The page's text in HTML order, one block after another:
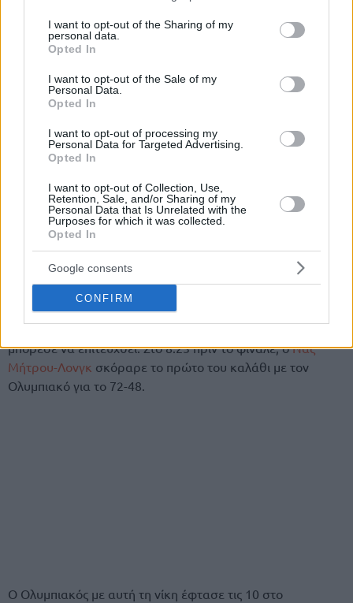
not limited to your visit or usage behaviour. You may click to
grant or deny consent to Google and its third-party tags to
use your data for below specified purposes in below Google
consent section.
I want to opt-out of the Sharing of my
personal data.
Opted In
I want to opt-out of the Sale of my
Personal Data.
Opted In
I want to opt-out of processing my
Personal Data for Targeted Advertising.
Opted In
I want to opt-out of Collection, Use,
Retention, Sale, and/or Sharing of my
Personal Data that Is Unrelated with the
Purposes for which it was collected.
Opted In
Google consents
CONFIRM
Στο δεύτερο μέρος, τα πράγματα δεν άλλαξαν και πολύ, με
τους “ερυθρόλευκους” να συνεχίζουν να αγωνίζονται με
τον ίδιο ρυθμό και η απόδοσή τους ήταν στα ίδια επίπεδα,
ανεβάζοντας μάλιστα τη διαφορά πάνω από τους 20
πόντους.
Ο Απόλλωνας προσπάθησε να ρίξει όσο γίνεται κι όσο του
επιτρέπει ο Ολυμπιακός τη διαφορά, κυρίως με καλάθια
τωνΟυάσινγκτονκαι Μπράουν, όμως κάτι τέτοιο δεν
μπόρεσε να επιτευχθεί. Στο 8:23 πριν το φινάλε, οΝαζ
Μήτρου-Λονγκ σκόραρε το πρώτο του καλάθι με τον
Ολυμπιακό για το 72-48.
Ο Ολυμπιακός με αυτή τη νίκη έφτασε τις 10 στο